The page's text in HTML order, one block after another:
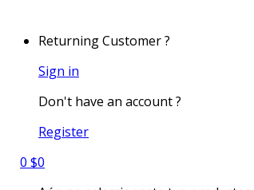
Returning Customer ?
Sign in
Don't have an account ?
Register
0 $0